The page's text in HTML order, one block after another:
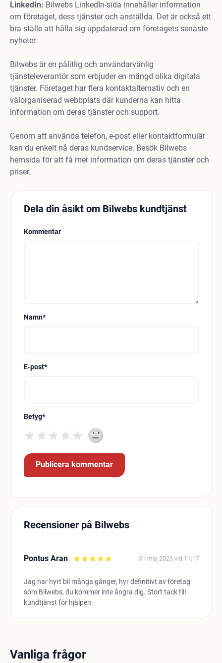
LinkedIn: Bilwebs LinkedIn-sida innehåller information
om företaget, dess tjänster och anställda. Det är också ett
bra ställe att hålla sig uppdaterad om företagets senaste
nyheter.
Bilwebs är en pålitlig och användarvänlig
tjänsteleverantör som erbjuder en mängd olika digitala
tjänster. Företaget har flera kontaktalternativ och en
välorganiserad webbplats där kunderna kan hitta
information om deras tjänster och support.
Genom att använda telefon, e-post eller kontaktformulär
kan du enkelt nå deras kundservice. Besök Bilwebs
hemsida för att få mer information om deras tjänster och
priser.
Dela din åsikt om Bilwebs kundtjänst
Kommentar
Namn*
E-post*
Betyg*
Recensioner på Bilwebs
Pontus Aran 31 maj 2023 vid 11:17
Jag har hyrt bil många gånger, hyr definitivt av företag
som Bilwebs, du kommer inte ångra dig. Stort tack till
kundtjänst för hjälpen.
Vanliga frågor